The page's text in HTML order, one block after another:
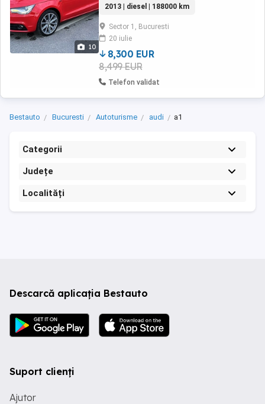
10
12000 km, fara probleme tehnice, atat la mine
cat si la fosta proprietara. Pentru a fii
transparent predau noului proprietar facturile
si fotografiile cu istoricul ...
2013 | diesel | 188000 km
Sector 1, Bucuresti
20 iulie
8,300 EUR
8,499 EUR
Telefon validat
Bestauto Bucuresti Autoturisme audi a1
Categorii
Județe
Localități
Descarcă aplicația Bestauto
Suport clienți
Ajutor